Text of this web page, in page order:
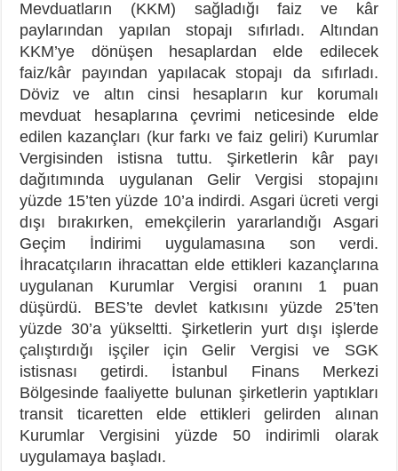
Mevduatların (KKM) sağladığı faiz ve kâr
paylarından yapılan stopajı sıfırladı. Altından
KKM’ye dönüşen hesaplardan elde edilecek
faiz/kâr payından yapılacak stopajı da sıfırladı.
Döviz ve altın cinsi hesapların kur korumalı
mevduat hesaplarına çevrimi neticesinde elde
edilen kazançları (kur farkı ve faiz geliri) Kurumlar
Vergisinden istisna tuttu. Şirketlerin kâr payı
dağıtımında uygulanan Gelir Vergisi stopajını
yüzde 15’ten yüzde 10’a indirdi. Asgari ücreti vergi
dışı bırakırken, emekçilerin yararlandığı Asgari
Geçim İndirimi uygulamasına son verdi.
İhracatçıların ihracattan elde ettikleri kazançlarına
uygulanan Kurumlar Vergisi oranını 1 puan
düşürdü. BES’te devlet katkısını yüzde 25’ten
yüzde 30’a yükseltti. Şirketlerin yurt dışı işlerde
çalıştırdığı işçiler için Gelir Vergisi ve SGK
istisnası getirdi. İstanbul Finans Merkezi
Bölgesinde faaliyette bulunan şirketlerin yaptıkları
transit ticaretten elde ettikleri gelirden alınan
Kurumlar Vergisini yüzde 50 indirimli olarak
uygulamaya başladı.